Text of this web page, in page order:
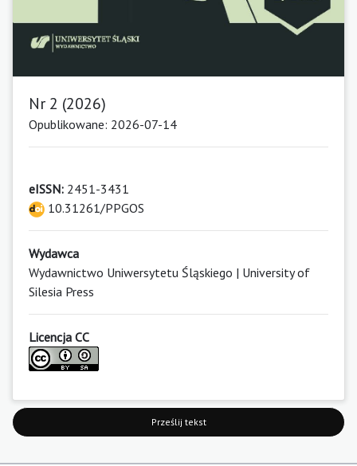
Nr 2 (2026)
Opublikowane: 2026-07-14
eISSN: 2451-3431
10.31261/PPGOS
Wydawca
Wydawnictwo Uniwersytetu Śląskiego | University of
Silesia Press
Licencja CC
Prześlij tekst